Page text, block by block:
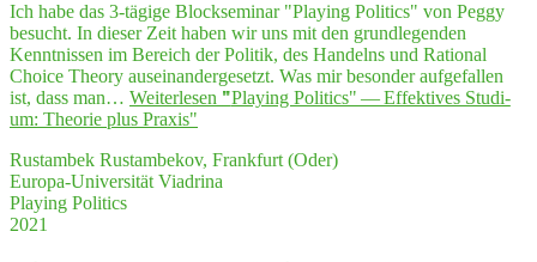
Ich habe das 3-tägige Blockseminar "Playing Politics" von Peggy
besucht. In dieser Zeit haben wir uns mit den grundlegenden
Kenntnissen im Bereich der Politik, des Handelns und Rational
Choice Theory auseinandergesetzt. Was mir besonder aufgefallen
ist, dass man… Weiterlesen "
"Play­ing Poli­tics" — Effek­ti­ves Stu­di­
um: Theo­rie plus Praxis"
Rustambek Rustambekov, Frankfurt (Oder)
Europa-Universität Viadrina
Playing Politics
2021